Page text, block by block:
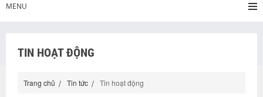
MENU
TIN HOẠT ĐỘNG
Trang chủ Tin tức Tin hoạt động